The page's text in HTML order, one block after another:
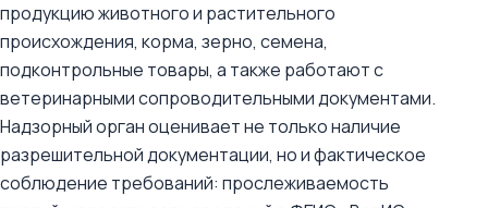
продукцию животного и растительного
происхождения, корма, зерно, семена,
подконтрольные товары, а также работают с
ветеринарными сопроводительными документами.
Надзорный орган оценивает не только наличие
разрешительной документации, но и фактическое
соблюдение требований: прослеживаемость